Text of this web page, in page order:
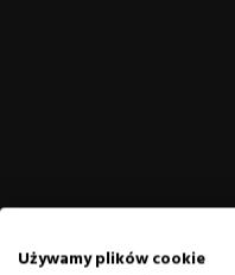
Używamy plików cookie